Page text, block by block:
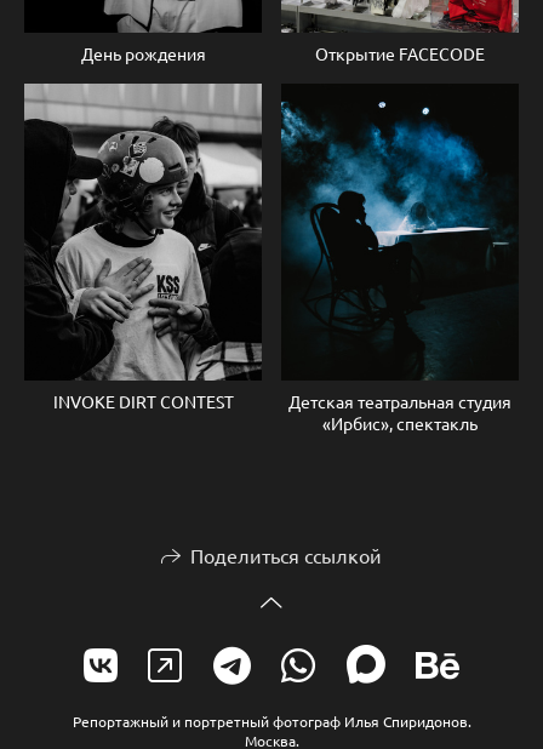
День рождения Открытие FACECODE
INVOKE DIRT CONTEST
Детская театральная студия
«Ирбис», спектакль
Поделиться ссылкой
Репортажный и портретный фотограф Илья Спиридонов.
Москва.